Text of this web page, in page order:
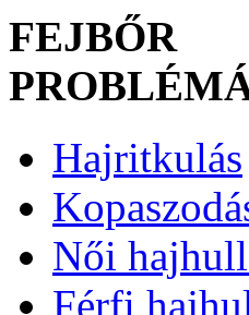
Thinning hair
FEJBŐR
Hajritkulás
Női
Férfi